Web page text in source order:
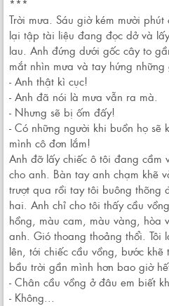
***
Trời mưa. Sáu giờ kém mười phút
lại tập tài liệu đang đọc dở và
lau. Anh đứng dưới gốc cây to
mắt nhìn mưa và tay hứng những
- Anh thật kì cục!
- Anh đã nói là mưa vẫn ra mà.
- Nhưng sẽ bị ốm đấy!
- Có những người khi buồn họ sẽ
mình cô đơn lắm!
Anh đỡ lấy chiếc ô tôi đang cầm
cho anh. Bàn tay anh chạm khẽ
trượt qua rồi tay tôi buông thõng
hai. Anh chỉ cho tôi thấy cầu
hồng, màu cam, màu vàng, hòa
anh. Gió thoang thoảng thổi. Tôi
lên, tới chiếc cầu vồng, bước
bầu trời gần mình hơn bao giờ
- Chân cầu vồng ở đâu em biết
- Không...